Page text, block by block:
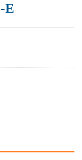
E